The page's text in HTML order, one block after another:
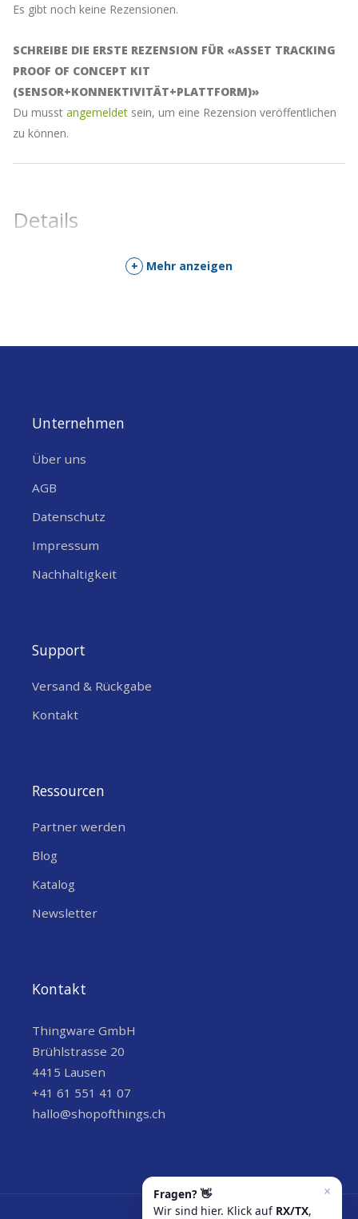
Es gibt noch keine Rezensionen.
SCHREIBE DIE ERSTE REZENSION FÜR «ASSET TRACKING
PROOF OF CONCEPT KIT
(SENSOR+KONNEKTIVITÄT+PLATTFORM)»
Du musst angemeldet sein, um eine Rezension veröffentlichen
zu können.
Details
+ Mehr anzeigen
Unternehmen
Über uns
AGB
Datenschutz
Impressum
Nachhaltigkeit
Support
Versand & Rückgabe
Kontakt
Ressourcen
Partner werden
Blog
Katalog
Newsletter
Kontakt
Thingware GmbH
Brühlstrasse 20
4415 Lausen
+41 61 551 41 07
hallo@shopofthings.ch